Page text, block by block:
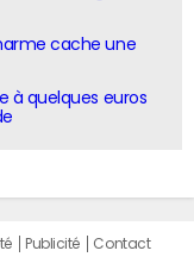
cache une
à quelques euros
Publicité Contact